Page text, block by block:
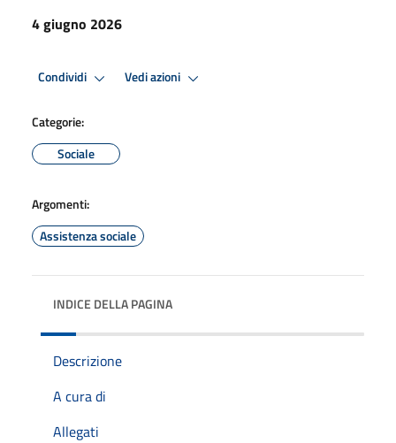
4 giugno 2026
Condividi Vedi azioni
Categorie:
Sociale
Argomenti:
Assistenza sociale
INDICE DELLA PAGINA
Descrizione
A cura di
Allegati